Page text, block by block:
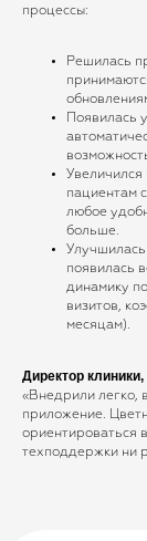
процессы:
Решилась
Появилась
Увеличился
пациентам
любое
больше.
появилась
динамику
визитов,
месяцам).
Директор
«Внедрили легко,
приложение.
ориентироваться
техподдержки ни
ЕГИСЗ
Кабинеты
ЯндексБизнес
Планы лечения
Глазная формула
Система
О компании
Карьера
База знаний
Блог
Кейсы
Обучение
Вебинары
КОМПАНИЯ